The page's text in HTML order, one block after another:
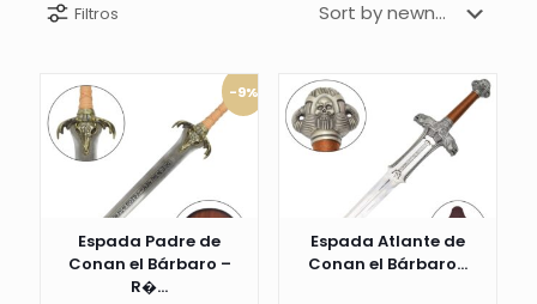
Filtros
-9%
Espada Padre de
Conan el Bárbaro –
R�...
Espada Atlante de
Conan el Bárbaro...